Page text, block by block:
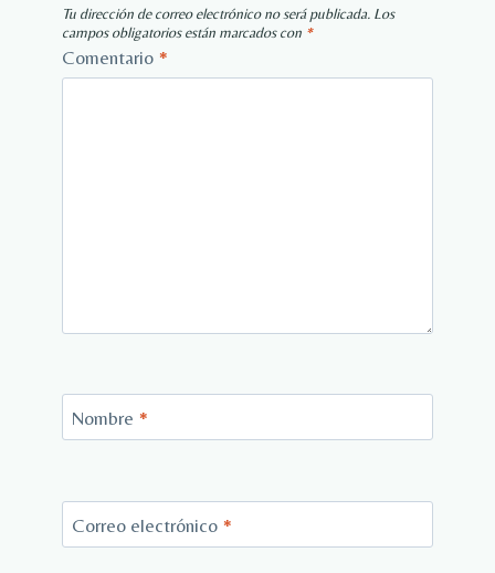
Tu dirección de correo electrónico no será publicada. Los
campos obligatorios están marcados con *
Comentario *
Nombre *
Correo electrónico *